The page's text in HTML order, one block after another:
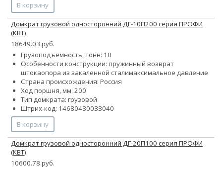
В корзину
Домкрат грузовой односторонний ДГ-10П200 серия ПРОФИ
(КВТ)
18649.03 руб.
Грузоподъемность, тонн: 10
Особенности конструкции: пружинный возврат
штокаопора из закаленной сталимаксимальное давление
Страна происхождения: Россия
Ход поршня, мм: 200
Тип домкрата: грузовой
Штрих-код: 14680430033040
В корзину
Домкрат грузовой односторонний ДГ-20П100 серия ПРОФИ
(КВТ)
10600.78 руб.